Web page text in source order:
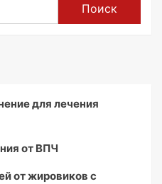
Поиск
для лечения
от ВПЧ
от жировиков с